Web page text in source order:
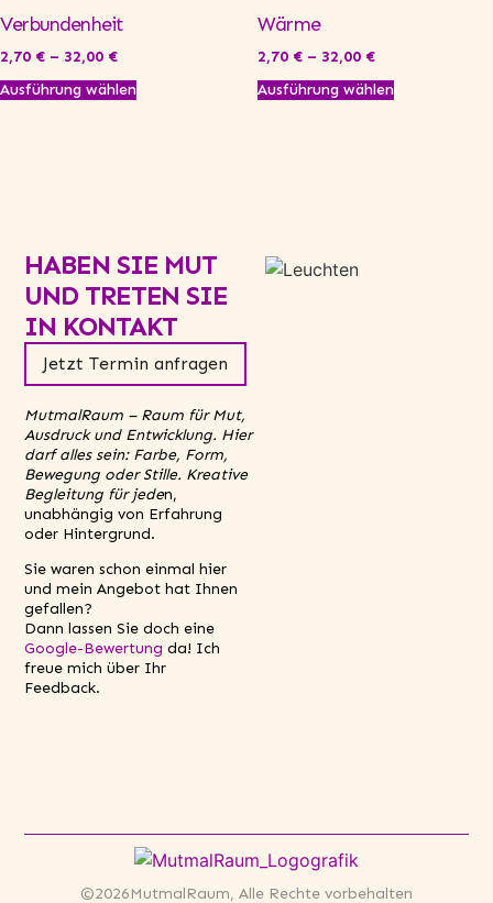
Verbundenheit
2,70 € – 32,00 €
Ausführung wählen
Wärme
2,70 € – 32,00 €
Ausführung wählen
HABEN SIE MUT
UND TRETEN SIE
IN KONTAKT
Jetzt Termin anfragen
MutmalRaum – Raum für Mut,
Ausdruck und Entwicklung. Hier
darf alles sein: Farbe, Form,
Bewegung oder Stille. Kreative
Begleitung für jeden,
unabhängig von Erfahrung
oder Hintergrund.
Sie waren schon einmal hier
und mein Angebot hat Ihnen
gefallen?
Dann lassen Sie doch eine
Google-Bewertung da! Ich
freue mich über Ihr
Feedback.
©2026MutmalRaum, Alle Rechte vorbehalten